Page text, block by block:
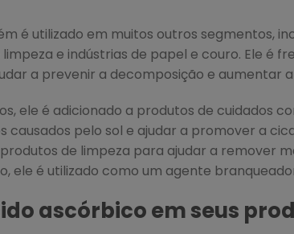
é utilizado em muitos outros segmentos,
e indústrias de papel e couro. Ele é
a prevenir a decomposição e aumentar
ele é adicionado a produtos de cuidados
causados ​​pelo sol e ajudar a promover a
de limpeza para ajudar a remover
ele é utilizado como um agente
ascórbico em seus